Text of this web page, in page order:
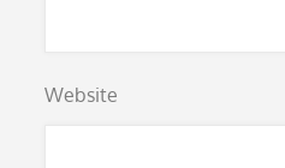
Website